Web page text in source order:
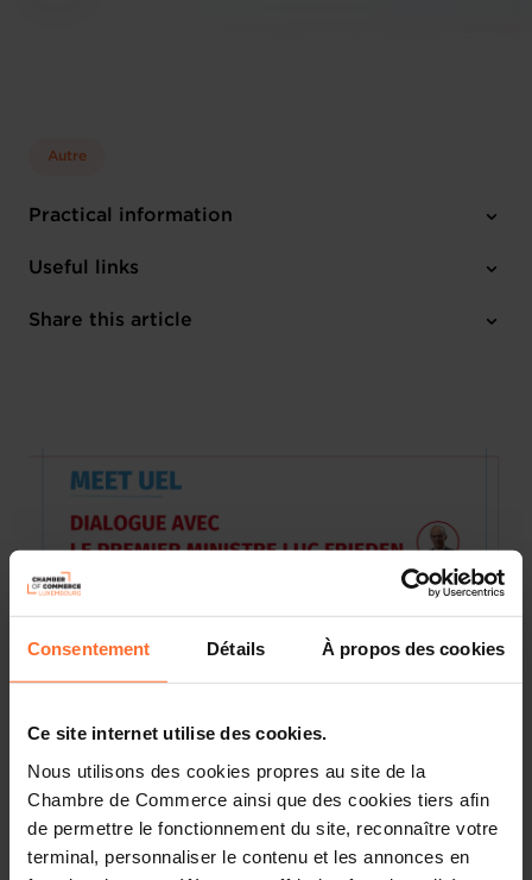
Consentement Détails À propos des cookies
Ce site internet utilise des cookies.
Nous utilisons des cookies propres au site de la
Chambre de Commerce ainsi que des cookies tiers afin
de permettre le fonctionnement du site, reconnaître votre
terminal, personnaliser le contenu et les annonces en
Autre
Practical information
Monday 24 Feb 2025
Chambre de Commerce
Useful links
Register here
Share this article
convier les représentants des Assemblées plénières et
Conseils d’administration des Chambres et Fédérations
professionnelles du Luxembourg ainsi que tous les chefs
d'entreprises au «Meet UEL – Dialogue avec le Premier